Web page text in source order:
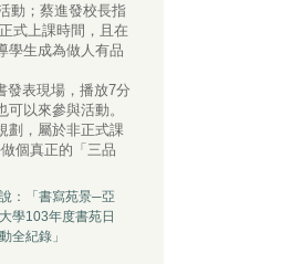
動；蔡進發校長指
式上課時間，且在
學生成為做人有品
發表現場，播放7分
以來參與活動。
劃，屬於非正式課
個真正的「三品
：「書寫苑景─亞
學103年度書苑日
全紀錄」